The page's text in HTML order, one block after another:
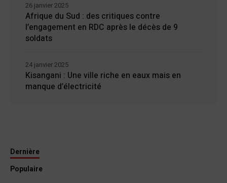
Afrique du Sud : des critiques contre
l’engagement en RDC après le décès de 9
soldats
26 janvier 2025
Kisangani : Une ville riche en eaux mais en
manque d’électricité
24 janvier 2025
Dernière
Populaire